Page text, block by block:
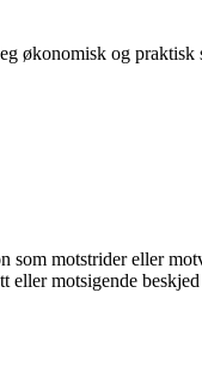
økonomisk og
motstrider eller
motsigende